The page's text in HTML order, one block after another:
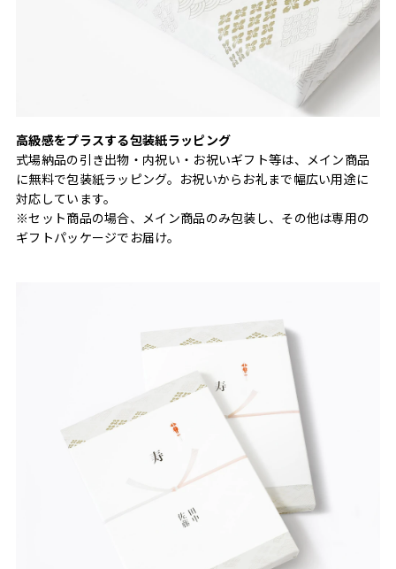
高級感をプラスする包装紙ラッピング
式場納品の引き出物・内祝い・お祝いギフト等は、メイン商品
に無料で包装紙ラッピング。お祝いからお礼まで幅広い用途に
対応しています。
※セット商品の場合、メイン商品のみ包装し、その他は専用の
ギフトパッケージでお届け。